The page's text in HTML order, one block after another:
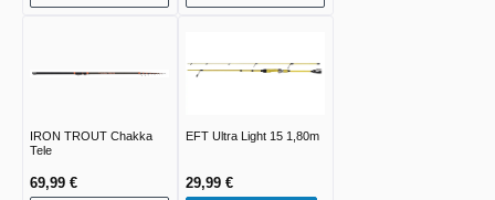
IRON TROUT Chakka
Tele
69,99 €
EFT Ultra Light 15 1,80m
29,99 €